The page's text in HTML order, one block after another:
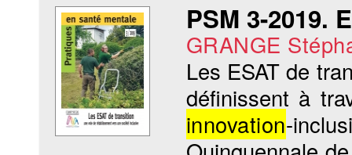
PSM 3-2019.
GRANGE
Les ESAT de
définissent à
innovation-